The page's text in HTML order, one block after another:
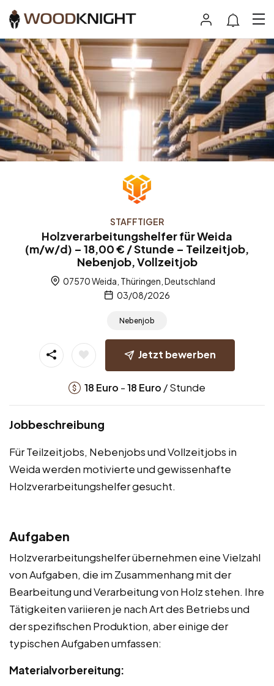
STAFFTIGER
Holzverarbeitungshelfer für Weida
(m/w/d) – 18,00 € / Stunde – Teilzeitjob,
Nebenjob, Vollzeitjob
07570 Weida, Thüringen, Deutschland
03/08/2026
Nebenjob
Jetzt bewerben
18 Euro -18 Euro / Stunde
Jobbeschreibung
Für Teilzeitjobs, Nebenjobs und Vollzeitjobs in
Weida werden motivierte und gewissenhafte
Holzverarbeitungshelfer gesucht.
Aufgaben
Holzverarbeitungshelfer übernehmen eine Vielzahl
von Aufgaben, die im Zusammenhang mit der
Bearbeitung und Verarbeitung von Holz stehen. Ihre
Tätigkeiten variieren je nach Art des Betriebs und
der spezifischen Produktion, aber einige der
typischen Aufgaben umfassen:
Materialvorbereitung: